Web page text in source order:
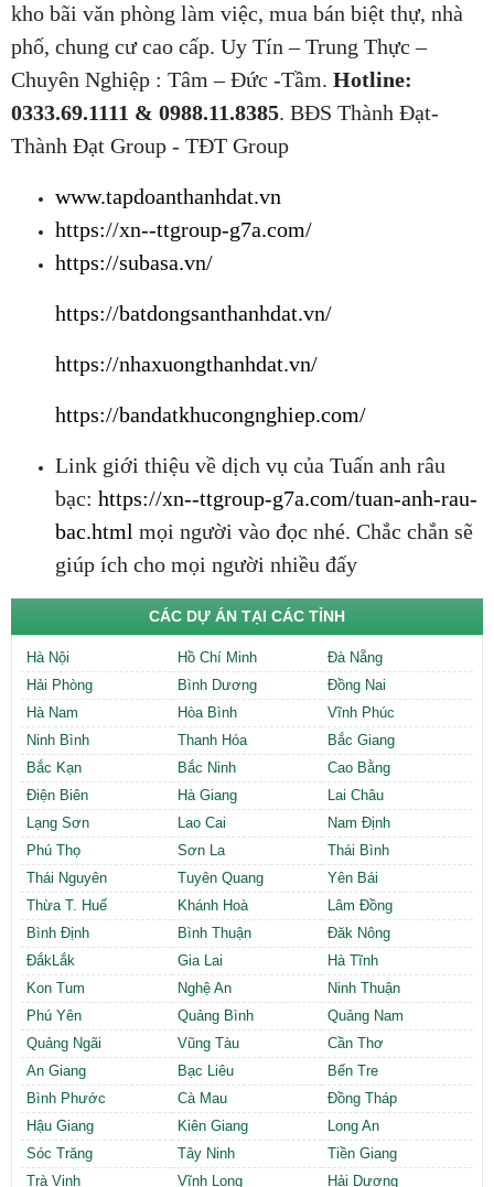
kho bãi văn phòng làm việc, mua bán biệt thự, nhà
phố, chung cư cao cấp. Uy Tín – Trung Thực –
Chuyên Nghiệp : Tâm – Đức -Tầm. Hotline:
0333.69.1111 & 0988.11.8385. BĐS Thành Đạt-
Thành Đạt Group - TĐT Group
www.tapdoanthanhdat.vn
https://xn--ttgroup-g7a.com/
https://subasa.vn/
https://batdongsanthanhdat.vn/
https://nhaxuongthanhdat.vn/
https://bandatkhucongnghiep.com/
Link giới thiệu về dịch vụ của Tuấn anh râu
bạc: https://xn--ttgroup-g7a.com/tuan-anh-rau-
bac.html mọi người vào đọc nhé. Chắc chắn sẽ
giúp ích cho mọi người nhiều đấy
CÁC DỰ ÁN TẠI CÁC TỈNH
Hà Nội Hồ Chí Minh
Đà Nẵng
Hải Phòng
Bình Dương
Đồng Nai
Hà Nam
Hòa Bình
Vĩnh Phúc
Ninh Bình
Thanh Hóa
Bắc Giang
Bắc Kạn
Bắc Ninh
Cao Bằng
Điện Biên
Hà Giang
Lai Châu
Lạng Sơn
Lao Cai
Nam Định
Phú Thọ
Sơn La
Thái Bình
Thái Nguyên
Tuyên Quang
Yên Bái
Thừa T. Huế
Khánh Hoà
Lâm Đồng
Bình Định
Bình Thuận
Đăk Nông
ĐắkLắk
Gia Lai
Hà Tĩnh
Kon Tum
Nghệ An
Ninh Thuận
Phú Yên
Quảng Bình
Quảng Nam
Quảng Ngãi
Vũng Tàu
Cần Thơ
An Giang
Bạc Liêu
Bến Tre
Bình Phước
Cà Mau
Đồng Tháp
Hậu Giang
Kiên Giang
Long An
Sóc Trăng
Tây Ninh
Tiền Giang
Trà Vinh
Vĩnh Long Hải Dương